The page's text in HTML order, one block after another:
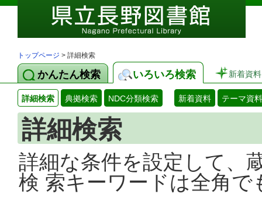
トップページ > 詳細検索
かんたん検索 いろいろ検索 新着資料
詳細検索 典拠検索 NDC分類検索 新着資料 テーマ資料
詳細検索
詳細な条件を設定して、
検 索キーワードは全角